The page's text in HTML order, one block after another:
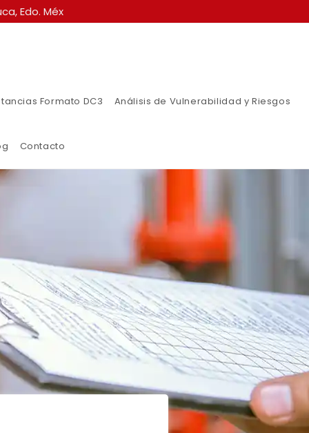
Edo. Méx
Formato DC3 Análisis de Vulnerabilidad y Riesgos
Contacto